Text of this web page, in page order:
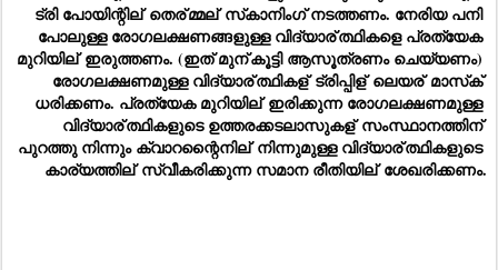
ട്രി പോയിന്റില് തെര്മ്മല് സ്‌കാനിംഗ് നടത്തണം. നേരിയ പനി
പോലുള്ള രോഗലക്ഷണങ്ങളുള്ള വിദ്യാര്ത്ഥികളെ പ്രത്യേക
മുറിയില് ഇരുത്തണം. (ഇത് മുന്കൂട്ടി ആസൂത്രണം ചെയ്യണം)
രോഗലക്ഷണമുള്ള വിദ്യാര്ത്ഥികള് ട്രിപ്പിള് ലെയര് മാസ്‌ക്
ധരിക്കണം. പ്രത്യേക മുറിയില് ഇരിക്കുന്ന രോഗലക്ഷണമുള്ള
വിദ്യാര്ത്ഥികളുടെ ഉത്തരക്കടലാസുകള് സംസ്ഥാനത്തിന്
പുറത്തു നിന്നും ക്വാറന്റൈനില് നിന്നുമുള്ള വിദ്യാര്ത്ഥികളുടെ
കാര്യത്തില് സ്വീകരിക്കുന്ന സമാന രീതിയില് ശേഖരിക്കണം.